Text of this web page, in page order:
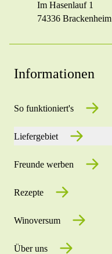
Im Hasenlauf 1
74336 Brackenheim
Informationen
So funktioniert's
Liefergebiet
Freunde werben
Rezepte
Winoversum
Über uns